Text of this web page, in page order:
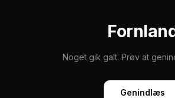
Noget gik galt. Prøv at
Genindlæs